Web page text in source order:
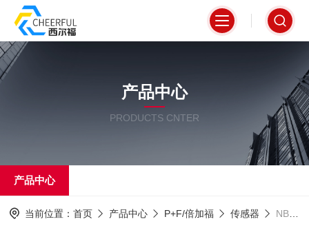
产品中心
PRODUCTS CNTER
产品中心
当前位置： 首页 产品中心 P+F/倍加福 传感器 NBB20-U1-Z2倍加福现货P+F传感器当天可发货